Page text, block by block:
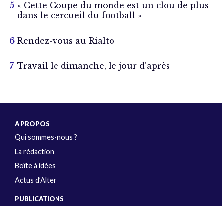
« Cette Coupe du monde est un clou de plus
dans le cercueil du football »
Rendez-vous au Rialto
Travail le dimanche, le jour d’après
A PROPOS
Qui sommes-nous ?
La rédaction
Boîte à idées
Actus d’Alter
PUBLICATIONS